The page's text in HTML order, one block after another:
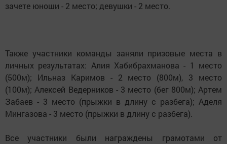
зачете юноши - 2 место; девушки - 2 место.
Также участники команды заняли призовые места в
личных результатах: Алия Хабибрахманова - 1 место
(500м); Ильназ Каримов - 2 место (800м), 3 место
(100м); Алексей Ведерников - 3 место (бег 800м); Артем
Забаев - 3 место (прыжки в длину с разбега); Аделя
Мингазова - 3 место (прыжки в длину с разбега).
Все участники были награждены грамотами от